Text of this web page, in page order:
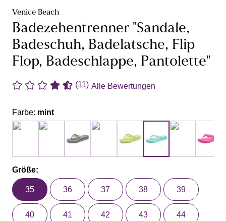
Venice Beach
Badezehentrenner "Sandale,
Badeschuh, Badelatsche, Flip
Flop, Badeschlappe, Pantolette"
(11) Alle Bewertungen
Farbe: mint
Größe:
35 36 37 38 39
40 41 42 43 44